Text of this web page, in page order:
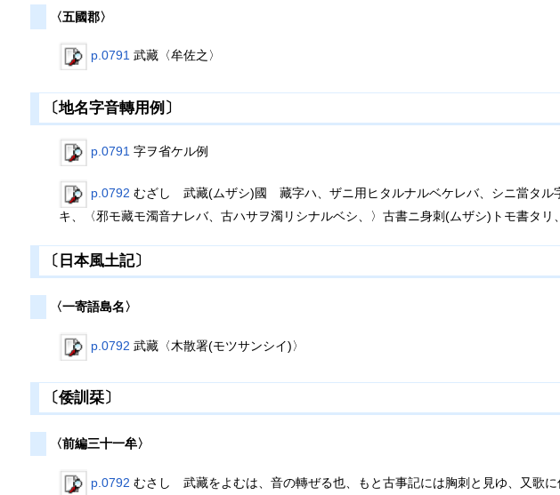
〈五國郡〉
p.0791 武藏〈牟佐之〉
〔地名字音轉用例〕
p.0791 字ヲ省ケル例
p.0792 むざし 武藏(ムザシ)國 藏字ハ、ザニ用ヒタルナルベケレバ、シニ當タル
キ、〈邪モ藏モ濁音ナレバ、古ハサヲ濁リシナルベシ、〉古書ニ身刺(ムザシ)トモ書タリ
〔日本風土記〕
〈一寄語島名〉
p.0792 武藏〈木散署(モツサンシイ)〉
〔倭訓栞〕
〈前編三十一牟〉
p.0792 むさし 武藏をよむは、音の轉ぜる也、もと古事記には胸刺と見ゆ、又歌